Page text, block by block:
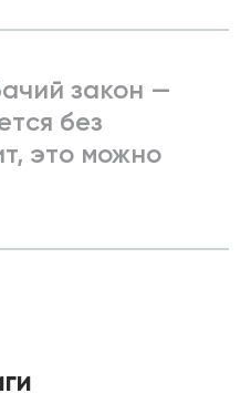
закон —
без
это можно